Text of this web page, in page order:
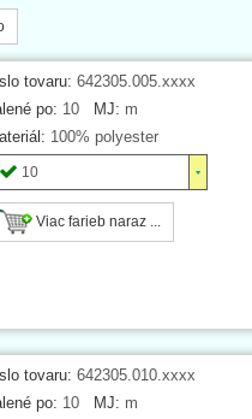
tovaru: 642305.005.xxxx
po: 10 MJ: m
100% polyester
10
Viac farieb naraz ...
tovaru: 642305.010.xxxx
po: 10 MJ: m